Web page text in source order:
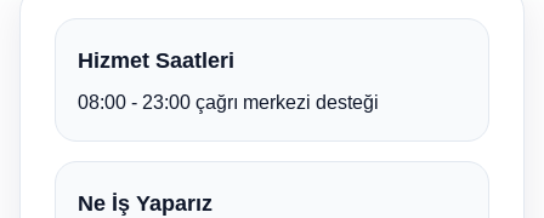
Hizmet Saatleri
08:00 - 23:00 çağrı merkezi desteği
Ne İş Yaparız